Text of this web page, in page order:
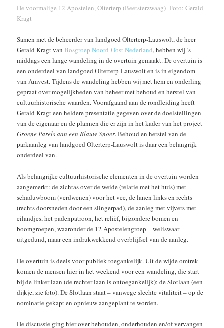
De voormalige 12 Apostelen, Olterterp (Beetsterzwaag) Foto: Gerald
Kragt
Samen met de beheerder van landgoed Olterterp-Lauswolt, de heer
Gerald Kragt vanBosgroep Noord-Oost Nederland, hebben wij ’s
middags een lange wandeling in de overtuin gemaakt. De overtuin is
een onderdeel van landgoed Olterterp-Lauswolt en is in eigendom
van Amvest. Tijdens de wandeling hebben wij met hem en onderling
gepraat over mogelijkheden van beheer met behoud en herstel van
cultuurhistorische waarden. Voorafgaand aan de rondleiding heeft
Gerald Kragt een heldere presentatie gegeven over de doelstellingen
van de eigenaar en de plannen die er zijn in het kader van het project
Groene Parels aan een Blauw Snoer. Behoud en herstel van de
parkaanleg van landgoed Olterterp-Lauswolt is daar een belangrijk
onderdeel van.
Als belangrijke cultuurhistorische elementen in de overtuin worden
aangemerkt: de zichtas over de weide (relatie met het huis) met
schaduwboom (verdwenen) voor het vee, de lanen links en rechts
(rechts doorsneden door een slingerpad), de aanleg met vijvers met
eilandjes, het padenpatroon, het reliëf, bijzondere bomen en
boomgroepen, waaronder de 12 Apostelengroep – weliswaar
uitgedund, maar een indrukwekkend overblijfsel van de aanleg.
De overtuin is deels voor publiek toegankelijk. Uit de wijde omtrek
komen de mensen hier in het weekend voor een wandeling, die start
bij de linker laan (de rechter laan is ontoegankelijk); de Slotlaan (een
dijkje, zie foto). De Slotlaan staat – vanwege slechte vitaliteit – op de
nominatie gekapt en opnieuw aangeplant te worden.
De discussie ging hier over behouden, onderhouden en/of vervangen